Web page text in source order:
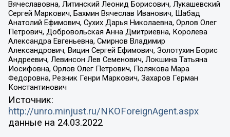
Вячеславовна, Литинский Леонид Борисович, Лукашевский
Сергей Маркович, Бахмин Вячеслав Иванович, Шабад
Анатолий Ефимович, Сухих Дарья Николаевна, Орлов Олег
Петрович, Добровольская Анна Дмитриевна, Королева
Александра Евгеньевна, Смирнов Владимир
Александрович, Вицин Сергей Ефимович, Золотухин Борис
Андреевич, Левинсон Лев Семенович, Локшина Татьяна
Иосифовна, Орлов Олег Петрович, Полякова Мара
Федоровна, Резник Генри Маркович, Захаров Герман
Константинович
Источник:
http://unro.minjust.ru/NKOForeignAgent.aspx
данные на 24.03.2022